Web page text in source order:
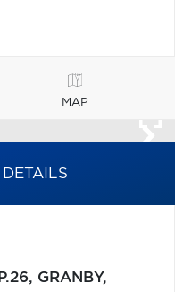
MAP
GRANBY,